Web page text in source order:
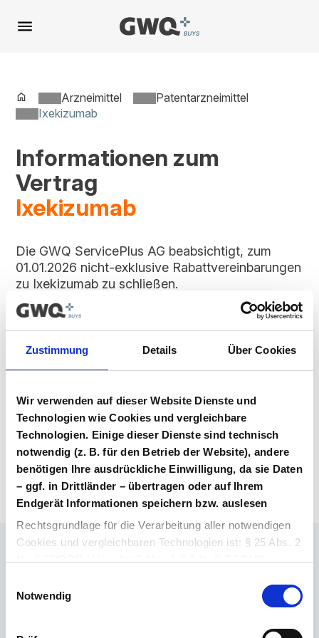
Zustimmung Details Über Cookies
Wir verwenden auf dieser Website Dienste und
Technologien wie Cookies und vergleichbare
Technologien. Einige dieser Dienste sind technisch
notwendig (z. B. für den Betrieb der Website), andere
benötigen Ihre ausdrückliche Einwilligung, da sie Daten
– ggf. in Drittländer – übertragen oder auf Ihrem
Endgerät Informationen speichern bzw. auslesen
Rechtsgrundlage für die Verarbeitung aller notwendigen
Cookies und vergleichbaren Technologien ist: § 25 Abs. 2
Rechtsgrundlage für die Verarbeitung aller weiteren
Einwilligung i.S.d. § 25 Abs. 1 TDDDG i. V. m. Art. 6 Abs.
Notwendig
Spring
zu
Arzneimittel
Patentarzneimittel
Ixekizumab
Informationen zum
Vertrag
Ixekizumab
Die GWQ ServicePlus AG beabsichtigt, zum
01.01.2026 nicht-exklusive Rabattvereinbarungen
zu Ixekizumab zu schließen.
Vertragsunterlagen
Bitte melden Sie sich an, um Ihre
Vertragsunterlagen einzusehen und
Benutzerkonto? Dann können Sie sich hier
Login Arzneimittel Konto erstellen
Ihr Ansprechpartner
Member of Executive Board, Pharmaceuticals